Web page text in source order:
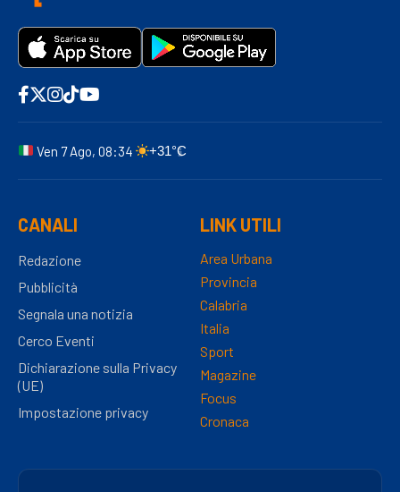
Ven 7 Ago, 08:34 +31°C
CANALI
Redazione
Pubblicità
Segnala una notizia
Cerco Eventi
Dichiarazione sulla Privacy
(UE)
Impostazione privacy
LINK UTILI
Area Urbana
Provincia
Calabria
Italia
Sport
Magazine
Focus
Cronaca